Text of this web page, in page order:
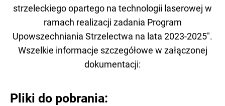
strzeleckiego opartego na technologii laserowej w
ramach realizacji zadania Program
Upowszechniania Strzelectwa na lata 2023-2025".
Wszelkie informacje szczegółowe w załączonej
dokumentacji:
Pliki do pobrania: